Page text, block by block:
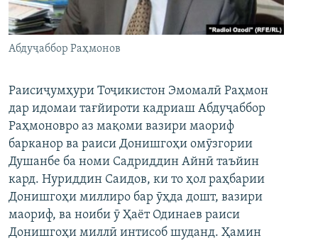
ГУЗОРИШҲОИ РАДИОӢ
Русский
Ҳамаи сомонаҳои RFE/RL
Абдуҷаббор Раҳмонов
Раисиҷумҳури Тоҷикистон Эмомалӣ Раҳмон
дар идомаи тағйироти кадриаш Абдуҷаббор
Раҳмоновро аз мақоми вазири маориф
барканор ва раиси Донишгоҳи омӯзгории
Душанбе ба номи Садриддин Айнӣ таъйин
кард. Нуриддин Саидов, ки то ҳол раҳбарии
Донишгоҳи миллиро бар ӯҳда дошт, вазири
маориф, ва ноиби ӯ Ҳаёт Одинаев раиси
Донишгоҳи миллӣ интисоб шуданд. Ҳамин